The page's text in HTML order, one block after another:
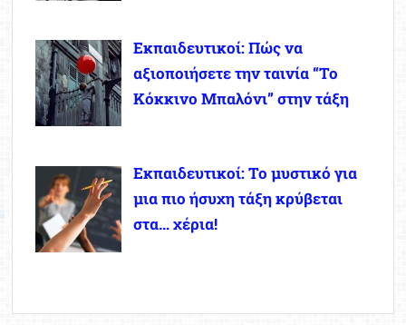
Εκπαιδευτικοί: Πώς να
αξιοποιήσετε την ταινία “Το
Κόκκινο Μπαλόνι” στην τάξη
Εκπαιδευτικοί: Το μυστικό για
μια πιο ήσυχη τάξη κρύβεται
στα… χέρια!